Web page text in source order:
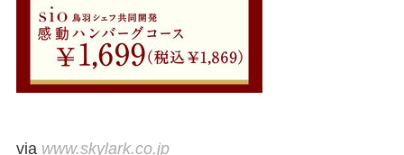
via www.skylark.co.jp